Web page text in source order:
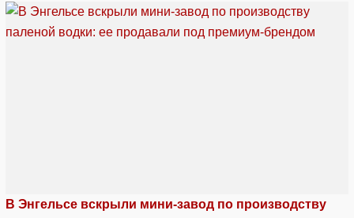
В Энгельсе вскрыли мини-завод по производству